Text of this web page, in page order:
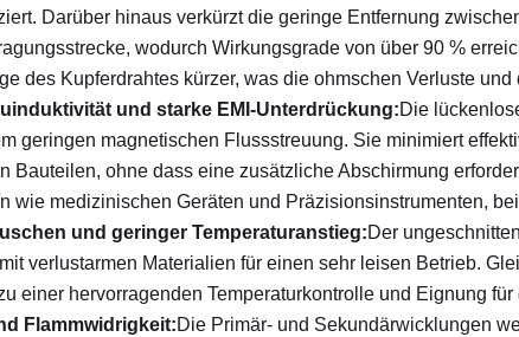
Darüber hinaus verkürzt die geringe Entfernung
wodurch Wirkungsgrade von über 90 %
des Kupferdrahtes kürzer, was die ohmschen Verluste
und starke EMI-Unterdrückung:Die
geringen magnetischen Flussstreuung. Sie minimiert
Bauteilen, ohne dass eine zusätzliche Abschirmung
wie medizinischen Geräten und Präzisionsinstrumenten,
und geringer Temperaturanstieg:Der
verlustarmen Materialien für einen sehr leisen Betrieb.
einer hervorragenden Temperaturkontrolle und Eignung
Flammwidrigkeit:Die Primär- und Sekundärwicklungen